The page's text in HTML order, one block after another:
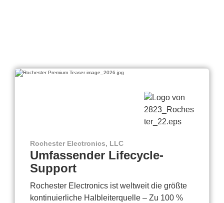
Rochester Electronics, LLC
Umfassender Lifecycle-
Support
Rochester Electronics ist weltweit die größte
kontinuierliche Halbleiterquelle – Zu 100 %